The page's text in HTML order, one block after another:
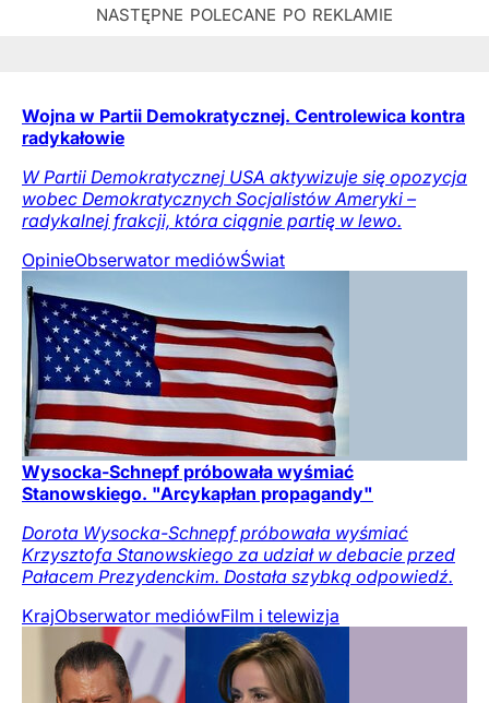
Wojna w Partii Demokratycznej. Centrolewica kontra
radykałowie
W Partii Demokratycznej USA aktywizuje się opozycja
wobec Demokratycznych Socjalistów Ameryki –
radykalnej frakcji, która ciągnie partię w lewo.
OpinieObserwator mediówŚwiat
Wysocka-Schnepf próbowała wyśmiać
Stanowskiego. "Arcykapłan propagandy"
Dorota Wysocka-Schnepf próbowała wyśmiać
Krzysztofa Stanowskiego za udział w debacie przed
Pałacem Prezydenckim. Dostała szybką odpowiedź.
KrajObserwator mediówFilm i telewizja